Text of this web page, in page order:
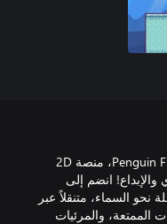
استعدّ للرفرفة والاندفاع والتحليق في Penguin Flight، منصة 2D
انضم إلى
السماء، متنقلاً عبر
الممتعة، والمرئيات